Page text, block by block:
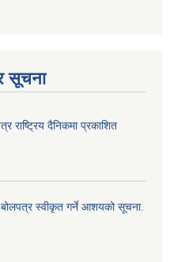
सूचना
राष्ट्रिय दैनिकमा प्रकाशित
बोलपत्र स्वीकृत गर्ने आशयको सूचना.